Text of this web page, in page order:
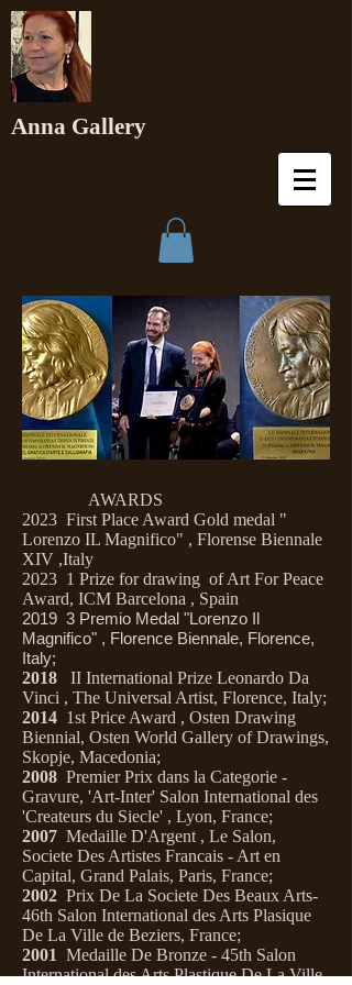
Anna Gallery
AWARDS
2023 First Place Award Gold medal "
Lorenzo IL Magnifico" , Florense Biennale
XIV ,Italy
2023 1 Prize for drawing of Art For Peace
Award, ICM Barcelona , Spain
2019 3 Premio Medal "Lorenzo Il
Magnifico" , Florence Biennale, Florence,
Italy;
2018 II International Prize Leonardo Da
Vinci , The Universal Artist, Florence, Italy;
2014 1st Price Award , Osten Drawing
Biennial, Osten World Gallery of Drawings,
Skopje, Macedonia;
2008 Premier Prix dans la Categorie -
Gravure, 'Art-Inter' Salon International des
'Createurs du Siecle' , Lyon, France;
2007 Medaille D'Argent , Le Salon,
Societe Des Artistes Francais - Art en
Capital, Grand Palais, Paris, France;
2002 Prix De La Societe Des Beaux Arts-
46th Salon International des Arts Plasique
De La Ville de Beziers, France;
2001 Medaille De Bronze - 45th Salon
International des Arts Plastique De La Ville